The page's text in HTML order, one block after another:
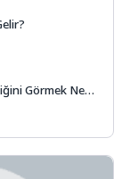
Görmek Ne